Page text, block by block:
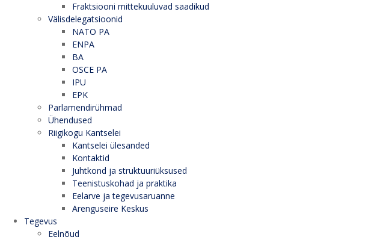
Fraktsiooni mittekuuluvad saadikud
Välisdelegatsioonid
NATO PA
ENPA
BA
OSCE PA
IPU
EPK
Parlamendirühmad
Ühendused
Riigikogu Kantselei
Kantselei ülesanded
Kontaktid
Juhtkond ja struktuuriüksused
Teenistuskohad ja praktika
Eelarve ja tegevusaruanne
Arenguseire Keskus
Tegevus
Eelnõud